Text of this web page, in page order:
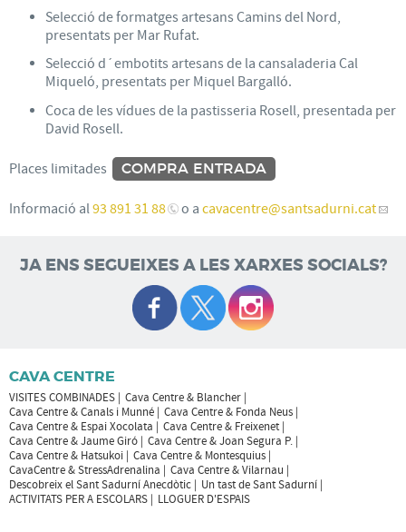
Selecció de formatges artesans Camins del Nord,
presentats per Mar Rufat.
Selecció d´embotits artesans de la cansaladeria Cal
Miqueló, presentats per Miquel Bargalló.
Coca de les vídues de la pastisseria Rosell, presentada per
David Rosell.
Places limitades COMPRA ENTRADA
Informació al93 891 31 88 o a cavacentre@santsadurni.cat
JA ENS SEGUEIXES A LES XARXES SOCIALS?
CAVA CENTRE
VISITES COMBINADES
Cava Centre & Blancher
Cava Centre & Canals i Munné
Cava Centre & Fonda Neus
Cava Centre & Espai Xocolata
Cava Centre & Freixenet
Cava Centre & Jaume Giró
Cava Centre & Joan Segura P.
Cava Centre & Hatsukoi
Cava Centre & Montesquius
CavaCentre & StressAdrenalina
Cava Centre & Vilarnau
Descobreix el Sant Sadurní Anecdòtic
Un tast de Sant Sadurní
ACTIVITATS PER A ESCOLARS
LLOGUER D'ESPAIS